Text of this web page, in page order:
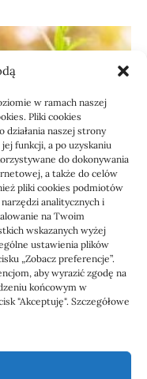
w ramach naszej
Pliki cookies
działania naszej strony
funkcji, a po uzyskaniu
do dokonywania
a także do celów
pliki cookies podmiotów
analitycznych i
na Twoim
wskazanych wyżej
ustawienia plików
„Zobacz preferencje”.
aby wyrazić zgodę na
końcowym w
"Akceptuję". Szczegółowe
biuro
rachunkowe